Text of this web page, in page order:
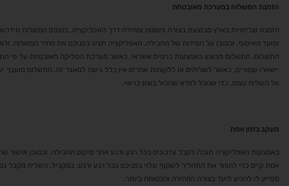
הזמנת המשלוח במערכת מאובטחת
הזמנת שליחויות בארץ מבוצעת בצורה פשוטה ומהירה דרך האפליקציה. בטופס המשלוח
ומועד האיסוף, וכמובן על המידות של החבילה. האפליקציה תציג בפניכם את מחיר המשלוח,
התשלום. התשלום מבוצע באמצעות כרטיס אשראי, כאשר מערכת הסליקה מאובטחת על פי
אל השליח עצמו, כדי שנוכל לוודא שהכול בוצע כראוי.
מעקב בזמן אמת
באמצעות האפליקציה תוכלו לקבל עדכונים בכל רגע ורגע אחר מיקום החבילה, וכמובן אישור
אמת קיים כדי להפוך את התהליך לשקוף וגלוי בפניכם בכל רגע ורגע. במקביל, השליח מקבל
מסייע לו להגיע ליעד בצורה המהירה והבטוחה ביותר.